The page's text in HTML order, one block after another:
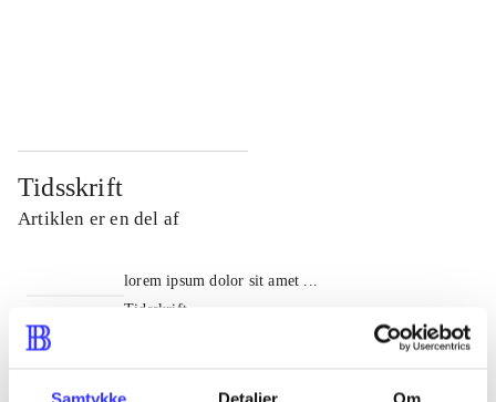
Tidsskrift
Artiklen er en del af
lorem ipsum dolor sit amet ...
Tidsskrift
Artiklerne i